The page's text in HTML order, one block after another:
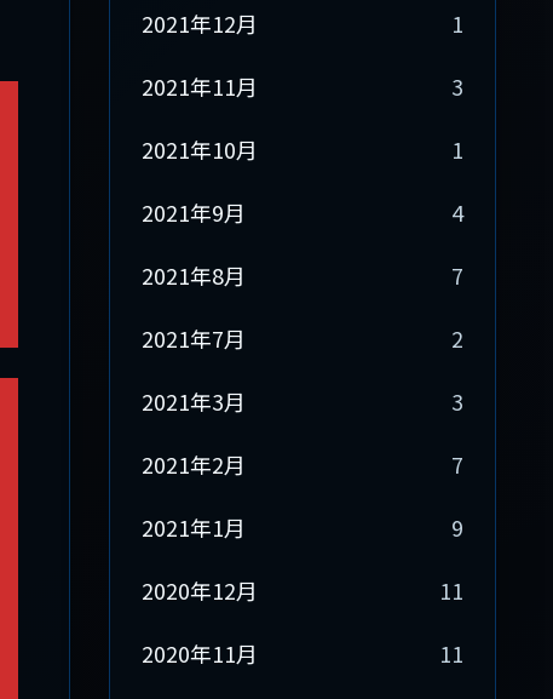
2021年12月
1
2021年11月
3
2021年10月
1
2021年9月
4
2021年8月
7
2021年7月
2
2021年3月
3
2021年2月
7
2021年1月
9
2020年12月
11
2020年11月
11